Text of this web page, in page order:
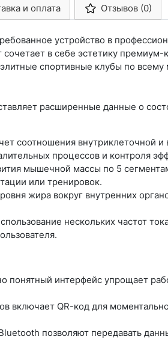
и оплата Отзывов (0)
устройство в
сочетает в себе эстетику
спортивные клубы по всему
расширенные данные о
соотношения внутриклеточной
процессов и контроля
мышечной массы по 5
или тренировок.
жира вокруг внутренних
нескольких частот
интерфейс упрощает
включает QR-код для
позволяют передавать